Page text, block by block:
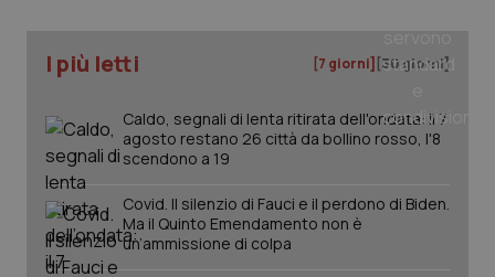
I più letti [7 giorni] [30 giorni]
Caldo, segnali di lenta ritirata dell'ondata: il 7
agosto restano 26 città da bollino rosso, l'8
scendono a 19
Covid. Il silenzio di Fauci e il perdono di Biden.
Ma il Quinto Emendamento non è
un’ammissione di colpa